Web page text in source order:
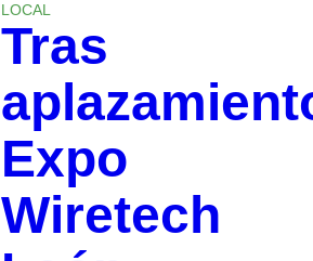
LOCAL
Tras
Expo
Wiretech